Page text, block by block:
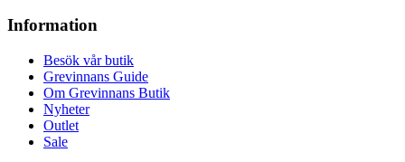
Information
Besök vår butik
Grevinnans Guide
Om Grevinnans Butik
Nyheter
Outlet
Sale